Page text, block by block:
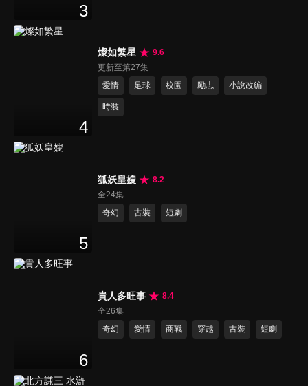
3
4
燦如繁星
9.6
更新至第27集
愛情
足球 校園 勵志 小說改編
時裝
5
狐妖皇嫂
8.2
全24集
奇幻
古裝 短劇
6
貴人多旺事
8.4
全26集
奇幻
愛情 商戰 穿越 古裝 短劇